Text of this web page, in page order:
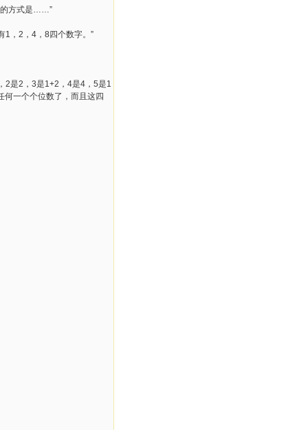
的方式是……”
1，2，4，8四个数字。”
2是2，3是1+2，4是4，5是1
一个个位数了，而且这四